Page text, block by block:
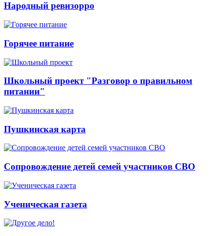
Народный ревизорро
Горячее питание
Школьный проект "Разговор о правильном
питании"
Пушкинская карта
Сопровождение детей семей участников СВО
Ученическая газета